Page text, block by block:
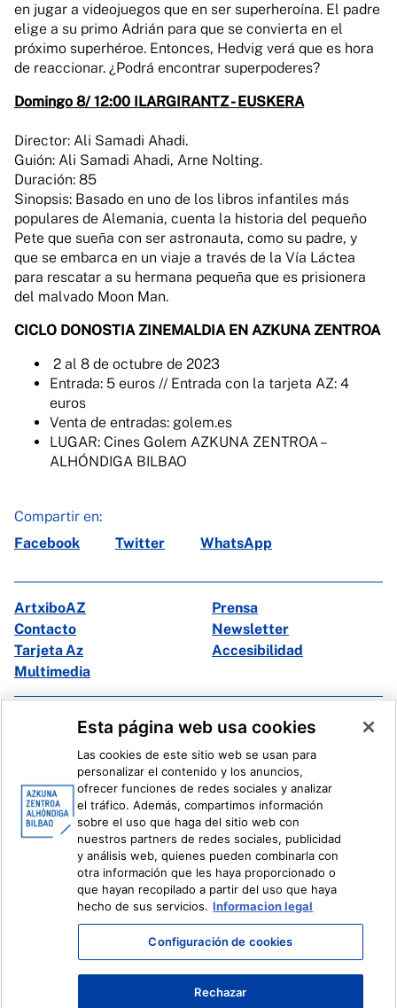
en jugar a videojuegos que en ser superheroína. El padre
elige a su primo Adrián para que se convierta en el
próximo superhéroe. Entonces, Hedvig verá que es hora
de reaccionar. ¿Podrá encontrar superpoderes?
Domingo 8/ 12:00 ILARGIRANTZ - EUSKERA
Director: Ali Samadi Ahadi.
Guión: Ali Samadi Ahadi, Arne Nolting.
Duración: 85
Sinopsis: Basado en uno de los libros infantiles más
populares de Alemania, cuenta la historia del pequeño
Pete que sueña con ser astronauta, como su padre, y
que se embarca en un viaje a través de la Vía Láctea
para rescatar a su hermana pequeña que es prisionera
del malvado Moon Man.
CICLO DONOSTIA ZINEMALDIA EN AZKUNA ZENTROA
2 al 8 de octubre de 2023
Entrada: 5 euros // Entrada con la tarjeta AZ: 4
euros
Venta de entradas: golem.es
LUGAR: Cines Golem AZKUNA ZENTROA –
ALHÓNDIGA BILBAO
Compartir en:
Facebook
Twitter WhatsApp
ArtxiboAZ
Prensa
Contacto
Newsletter
Tarjeta Az
Accesibilidad
Multimedia
Facebook
X
Ivoox
Información legal Sistema Interno de Información
Esta página web usa cookies
Las cookies de este sitio web se usan para
personalizar el contenido y los anuncios,
ofrecer funciones de redes sociales y analizar
el tráfico. Además, compartimos información
sobre el uso que haga del sitio web con
nuestros partners de redes sociales, publicidad
y análisis web, quienes pueden combinarla con
otra información que les haya proporcionado o
que hayan recopilado a partir del uso que haya
hecho de sus servicios. Informacion legal
Configuración de cookies
Rechazar